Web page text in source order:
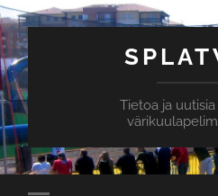
Tietoa ja